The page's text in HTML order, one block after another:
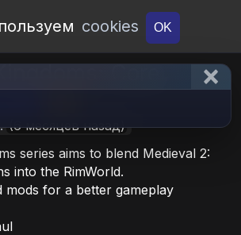
cookies OK
Core
MB
(6 месяцев назад)
series aims to blend Medieval 2:
into the RimWorld.
mods for a better gameplay